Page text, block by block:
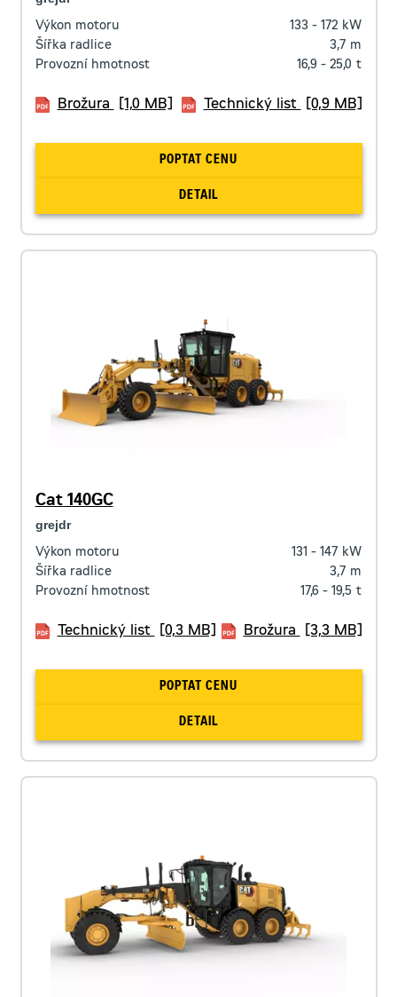
Výkon motoru 133 - 172 kW
Šířka radlice
3,7 m
Provozní hmotnost
16,9 - 25,0 t
Brožura [1,0 MB] Technický list [0,9 MB]
POPTAT CENU
DETAIL
Cat 140GC
grejdr
Výkon motoru 131 - 147 kW
Šířka radlice
3,7 m
Provozní hmotnost
17,6 - 19,5 t
Technický list [0,3 MB] Brožura [3,3 MB]
POPTAT CENU
DETAIL